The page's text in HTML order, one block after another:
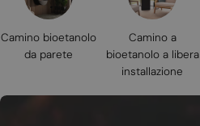
Camino bioetanolo
da parete
Camino a
bioetanolo a libera
installazione